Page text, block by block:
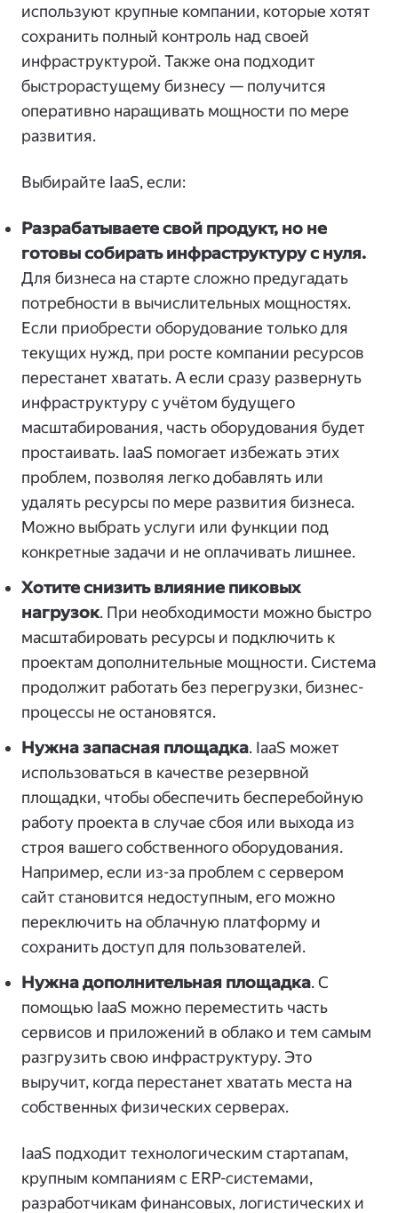
используют крупные компании, которые хотят
сохранить полный контроль над своей
инфраструктурой. Также она подходит
быстрорастущему бизнесу — получится
оперативно наращивать мощности по мере
развития.
Выбирайте IaaS, если:
Разрабатываете свой продукт, но не
готовы собирать инфраструктуру с нуля.
Для бизнеса на старте сложно предугадать
потребности в вычислительных мощностях.
Если приобрести оборудование только для
текущих нужд, при росте компании ресурсов
перестанет хватать. А если сразу развернуть
инфраструктуру с учётом будущего
масштабирования, часть оборудования будет
простаивать. IaaS помогает избежать этих
проблем, позволяя легко добавлять или
удалять ресурсы по мере развития бизнеса.
Можно выбрать услуги или функции под
конкретные задачи и не оплачивать лишнее.
Хотите снизить влияние пиковых
нагрузок. При необходимости можно быстро
масштабировать ресурсы и подключить к
проектам дополнительные мощности. Система
продолжит работать без перегрузки, бизнес-
процессы не остановятся.
Нужна запасная площадка. IaaS может
использоваться в качестве резервной
площадки, чтобы обеспечить бесперебойную
работу проекта в случае сбоя или выхода из
строя вашего собственного оборудования.
Например, если из-за проблем с сервером
сайт становится недоступным, его можно
переключить на облачную платформу и
сохранить доступ для пользователей.
Нужна дополнительная площадка. С
помощью IaaS можно переместить часть
сервисов и приложений в облако и тем самым
разгрузить свою инфраструктуру. Это
выручит, когда перестанет хватать места на
собственных физических серверах.
IaaS подходит технологическим стартапам,
крупным компаниям с ERP-системами,
разработчикам финансовых, логистических и